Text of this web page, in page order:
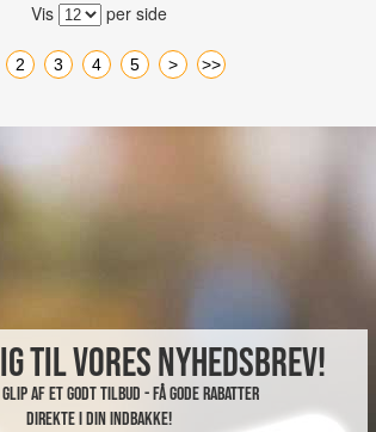
Vis per side
2 3 4 5 > >>
til vores nyhedsbrev!
glip af et godt tilbud - få gode rabatter
direkte i din indbakke!